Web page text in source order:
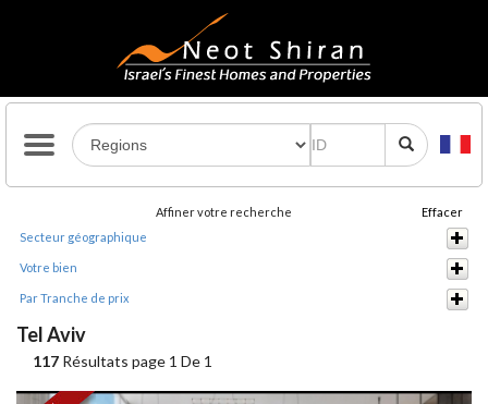
Affiner votre recherche
Effacer
Secteur géographique
Votre bien
Par Tranche de prix
Tel Aviv
117 Résultats page 1 De 1